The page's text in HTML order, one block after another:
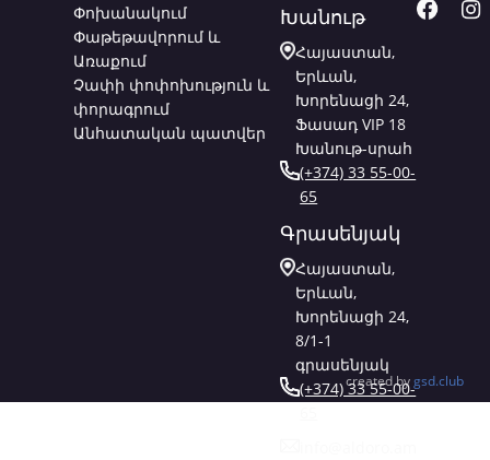
Փոխանակում
Փաթեթավորում և
Առաքում
Չափի փոփոխություն և
փորագրում
Անհատական պատվեր
Խանութ
Հայաստան,
Երևան,
Խորենացի 24,
Ֆասադ VIP 18
Խանութ-սրահ
(+374) 33 55-00-
65
Գրասենյակ
Հայաստան,
Երևան,
Խորենացի 24,
8/1-1
գրասենյակ
(+374) 33 55-00-
created bygsd.club